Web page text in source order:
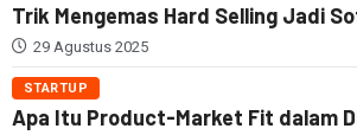
Trik Mengemas Hard Selling Jadi
29 Agustus 2025
STARTUP
Apa Itu Product-Market Fit dalam